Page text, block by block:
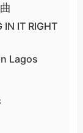
IT RIGHT
Lagos